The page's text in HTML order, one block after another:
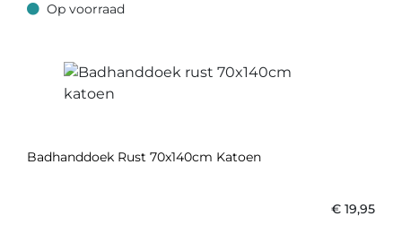
Op voorraad
Op voorraad
Badhanddoek Rust 70x140cm Katoen
€ 19,95